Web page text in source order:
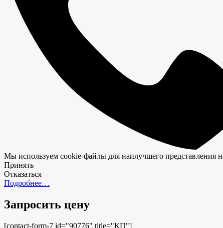
Мы используем cookie-файлы для наилучшего представления
Принять
Отказаться
Подробнее…
Запросить цену
[contact-form-7 id="90776" title="КП"]